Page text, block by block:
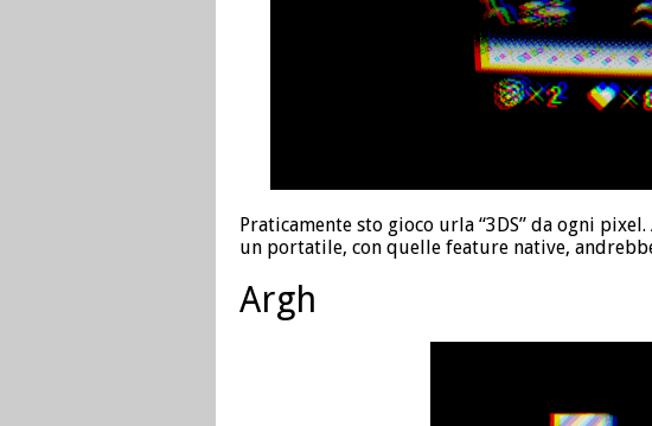
Praticamente sto gioco urla “3DS” da ogni
un portatile, con quelle feature native,
Argh